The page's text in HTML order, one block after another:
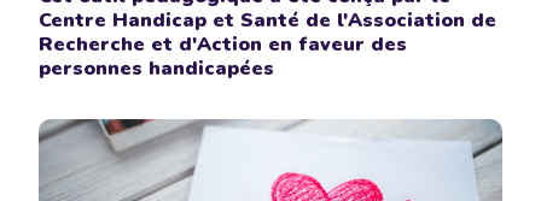
Centre Handicap et Santé de l'Association de
Recherche et d'Action en faveur des
personnes handicapées